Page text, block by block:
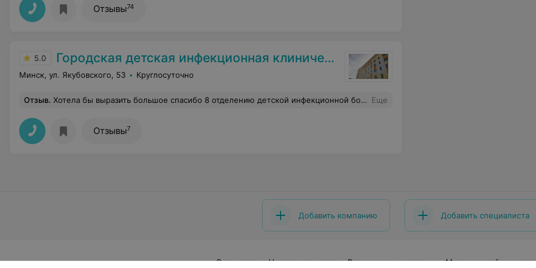
Отзывы74
5.0 Городская детская инфекционная клиническая больница
Минск, ул. Якубовского, 53 Круглосуточно
Отзыв. Хотела бы выразить большое спасибо 8 отделению детской инфекционной больницы . Адамович Ольга Леонидовна очень внимательный и рассудительный врач ,каждый обход полная информация о состоянии ребенка.Все медсестры доброжелательные,внимательные к детям . Еще
Отзывы7
Добавить компанию Добавить специалиста
О проекте Новости проекта Размещение рекламы Медицинский